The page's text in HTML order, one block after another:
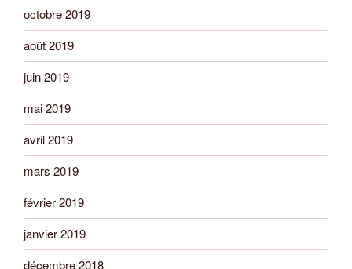
octobre 2019
août 2019
juin 2019
mai 2019
avril 2019
mars 2019
février 2019
janvier 2019
décembre 2018